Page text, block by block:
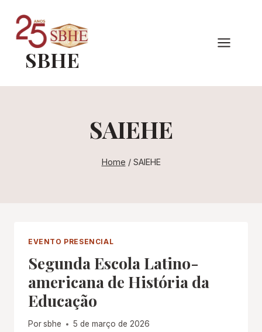
para
ConteúdoSBHE
SAIEHE
Home / SAIEHE
EVENTO PRESENCIAL
Segunda Escola Latino-
americana de História da
Educação
Porsbhe 5 de março de 2026